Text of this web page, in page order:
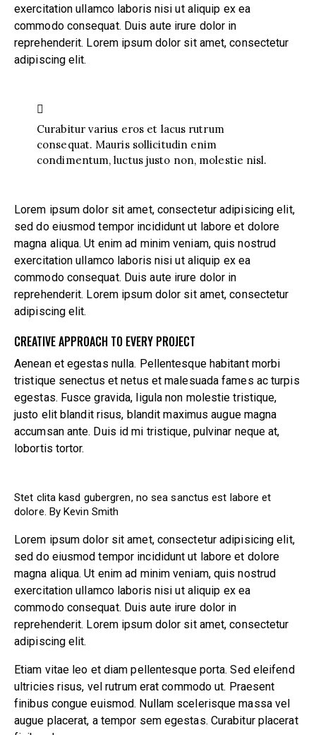
exercitation ullamco laboris nisi ut aliquip ex ea
commodo consequat. Duis aute irure dolor in
reprehenderit. Lorem ipsum dolor sit amet, consectetur
adipiscing elit.
Curabitur varius eros et lacus rutrum
consequat. Mauris sollicitudin enim
condimentum, luctus justo non, molestie nisl.
Lorem ipsum dolor sit amet, consectetur adipisicing elit,
sed do eiusmod tempor incididunt ut labore et dolore
magna aliqua. Ut enim ad minim veniam, quis nostrud
exercitation ullamco laboris nisi ut aliquip ex ea
commodo consequat. Duis aute irure dolor in
reprehenderit. Lorem ipsum dolor sit amet, consectetur
adipiscing elit.
CREATIVE APPROACH TO EVERY PROJECT
Aenean et egestas nulla. Pellentesque habitant morbi
tristique senectus et netus et malesuada fames ac turpis
egestas. Fusce gravida, ligula non molestie tristique,
justo elit blandit risus, blandit maximus augue magna
accumsan ante. Duis id mi tristique, pulvinar neque at,
lobortis tortor.
Stet clita kasd gubergren, no sea sanctus est labore et
dolore. ByKevin Smith
Lorem ipsum dolor sit amet, consectetur adipisicing elit,
sed do eiusmod tempor incididunt ut labore et dolore
magna aliqua. Ut enim ad minim veniam, quis nostrud
exercitation ullamco laboris nisi ut aliquip ex ea
commodo consequat. Duis aute irure dolor in
reprehenderit. Lorem ipsum dolor sit amet, consectetur
adipiscing elit.
Etiam vitae leo et diam pellentesque porta. Sed eleifend
ultricies risus, vel rutrum erat commodo ut. Praesent
finibus congue euismod. Nullam scelerisque massa vel
augue placerat, a tempor sem egestas. Curabitur placerat